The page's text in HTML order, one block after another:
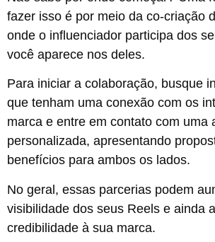
fazer isso é por meio da co-criação
onde o influenciador participa dos
você aparece nos deles.
Para iniciar a colaboração, busque
que tenham uma conexão com os
marca e entre em contato com uma
personalizada, apresentando
benefícios para ambos os lados.
No geral, essas parcerias podem
visibilidade dos seus Reels e ainda
credibilidade à sua marca.